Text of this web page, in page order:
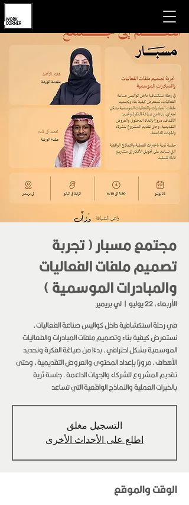
مجتمع مسبار ( تجربة
تصميم ملفات الفعاليات
والمبادرات الموسمية )
الأربعاء، 22 يوليو
  |
لي بريمير
في رحلة استكشافية داخل كواليس صناعة الفعاليات،
نستعرض كيفية بناء وتصميم ملفات المبادرات والفعاليات
الموسمية بشكل احترافي، بدءًا من صياغة الفكرة وتحديد
الأهداف، مرورًا بإعداد المحتوى والعروض التقديمية، وحتى
تقديم المشروع للشركاء والجهات الداعمة. جلسة ثرية
بالخبرات العملية والنماذج الواقعية التي تساعد
التسجيل مغلق
اطلع على الأحداث الأخرى
الوقت والموقع